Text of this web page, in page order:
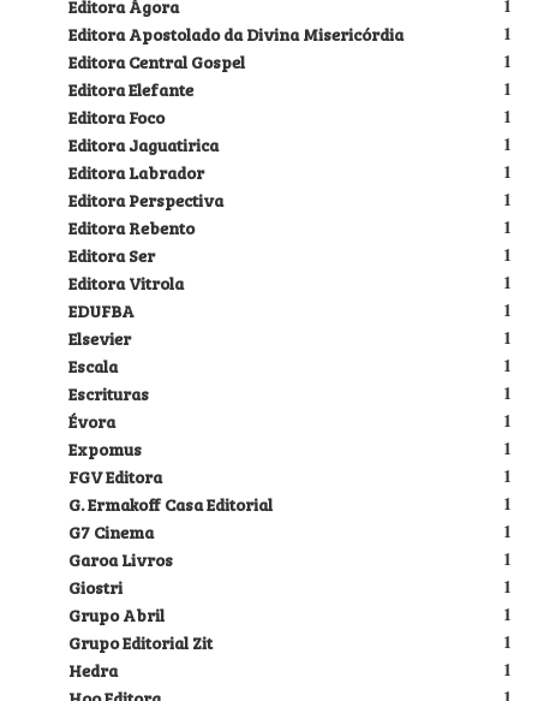
1
Editora Ágora
1
Editora Apostolado da Divina Misericórdia
1
Editora Central Gospel
1
Editora Elefante
1
Editora Foco
1
Editora Jaguatirica
1
Editora Labrador
1
Editora Perspectiva
1
Editora Rebento
1
Editora Ser
1
Editora Vitrola
1
EDUFBA
1
Elsevier
1
Escala
1
Escrituras
1
Évora
1
Expomus
1
FGV Editora
1
G. Ermakoff Casa Editorial
1
G7 Cinema
1
Garoa Livros
1
Giostri
1
Grupo Abril
1
Grupo Editorial Zit
1
Hedra